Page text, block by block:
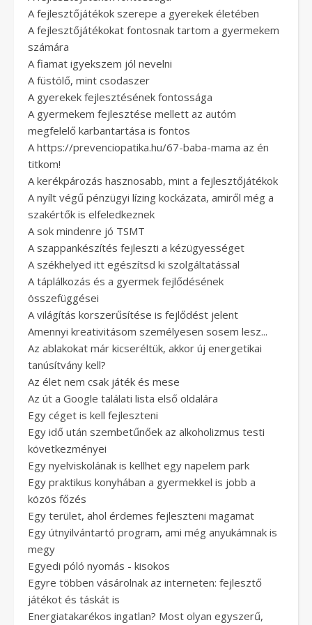
A fejlesztőjátékok szerepe a gyerekek életében
A fejlesztőjátékokat fontosnak tartom a gyermekem
számára
A fiamat igyekszem jól nevelni
A füstölő, mint csodaszer
A gyerekek fejlesztésének fontossága
A gyermekem fejlesztése mellett az autóm
megfelelő karbantartása is fontos
A https://prevenciopatika.hu/67-baba-mama az én
titkom!
A kerékpározás hasznosabb, mint a fejlesztőjátékok
A nyílt végű pénzügyi lízing kockázata, amiről még a
szakértők is elfeledkeznek
A sok mindenre jó TSMT
A szappankészítés fejleszti a kézügyességet
A székhelyed itt egészítsd ki szolgáltatással
A táplálkozás és a gyermek fejlődésének
összefüggései
A világítás korszerűsítése is fejlődést jelent
Amennyi kreativitásom személyesen sosem lesz...
Az ablakokat már kicseréltük, akkor új energetikai
tanúsítvány kell?
Az élet nem csak játék és mese
Az út a Google találati lista első oldalára
Egy céget is kell fejleszteni
Egy idő után szembetűnőek az alkoholizmus testi
következményei
Egy nyelviskolának is kellhet egy napelem park
Egy praktikus konyhában a gyermekkel is jobb a
közös főzés
Egy terület, ahol érdemes fejleszteni magamat
Egy útnyilvántartó program, ami még anyukámnak is
megy
Egyedi póló nyomás - kisokos
Egyre többen vásárolnak az interneten: fejlesztő
játékot és táskát is
Energiatakarékos ingatlan? Most olyan egyszerű,